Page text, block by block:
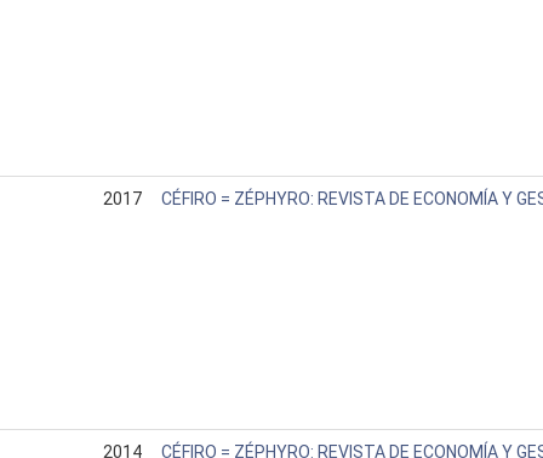
2017 CÉFIRO = ZÉPHYRO: REVISTA DE ECONOMÍA Y
2014 CÉFIRO = ZÉPHYRO: REVISTA DE ECONOMÍA Y